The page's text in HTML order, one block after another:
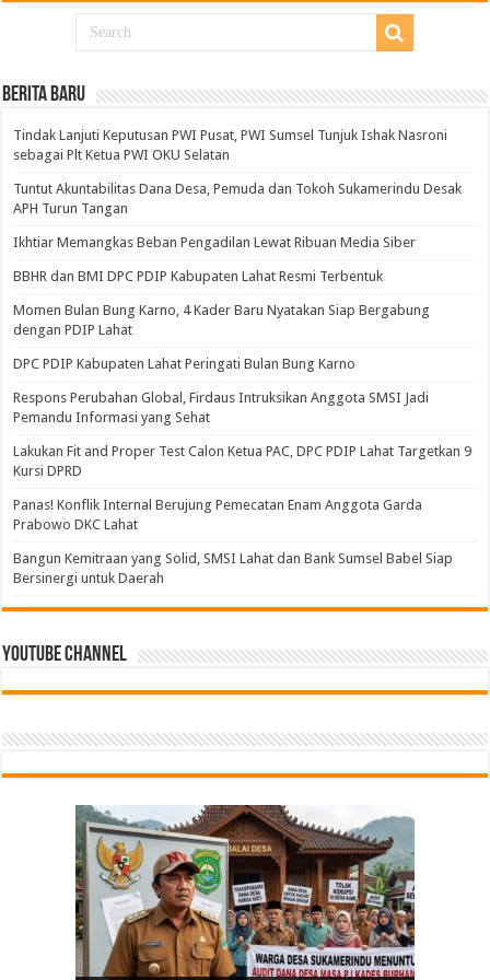
BERITA BARU
Tindak Lanjuti Keputusan PWI Pusat, PWI Sumsel Tunjuk Ishak Nasroni
sebagai Plt Ketua PWI OKU Selatan
Tuntut Akuntabilitas Dana Desa, Pemuda dan Tokoh Sukamerindu Desak
APH Turun Tangan
Ikhtiar Memangkas Beban Pengadilan Lewat Ribuan Media Siber
BBHR dan BMI DPC PDIP Kabupaten Lahat Resmi Terbentuk
Momen Bulan Bung Karno, 4 Kader Baru Nyatakan Siap Bergabung
dengan PDIP Lahat
DPC PDIP Kabupaten Lahat Peringati Bulan Bung Karno
Respons Perubahan Global, Firdaus Intruksikan Anggota SMSI Jadi
Pemandu Informasi yang Sehat
Lakukan Fit and Proper Test Calon Ketua PAC, DPC PDIP Lahat Targetkan 9
Kursi DPRD
Panas! Konflik Internal Berujung Pemecatan Enam Anggota Garda
Prabowo DKC Lahat
Bangun Kemitraan yang Solid, SMSI Lahat dan Bank Sumsel Babel Siap
Bersinergi untuk Daerah
Youtube Channel
Tindak Lanjuti Keputusan PWI Pusat, PWI Sumsel
Bangun Kemitraan yang Solid, SMSI Lahat dan
PGRI Sumsel Gercep Konsolidasi, Riza Pahlevi